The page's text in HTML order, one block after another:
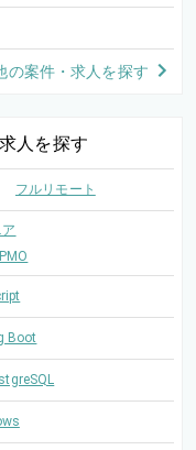
の案件・求人を探す
人を探す
フルリモート
PMO
Boot